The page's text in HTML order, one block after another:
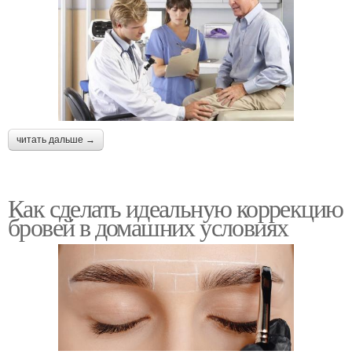
читать дальше →
Как сделать идеальную коррекцию
бровей в домашних условиях